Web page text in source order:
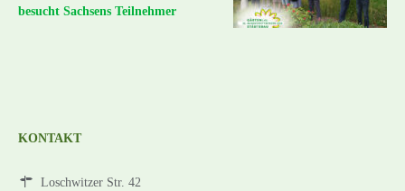
besucht Sachsens Teilnehmer
KONTAKT
Loschwitzer Str. 42